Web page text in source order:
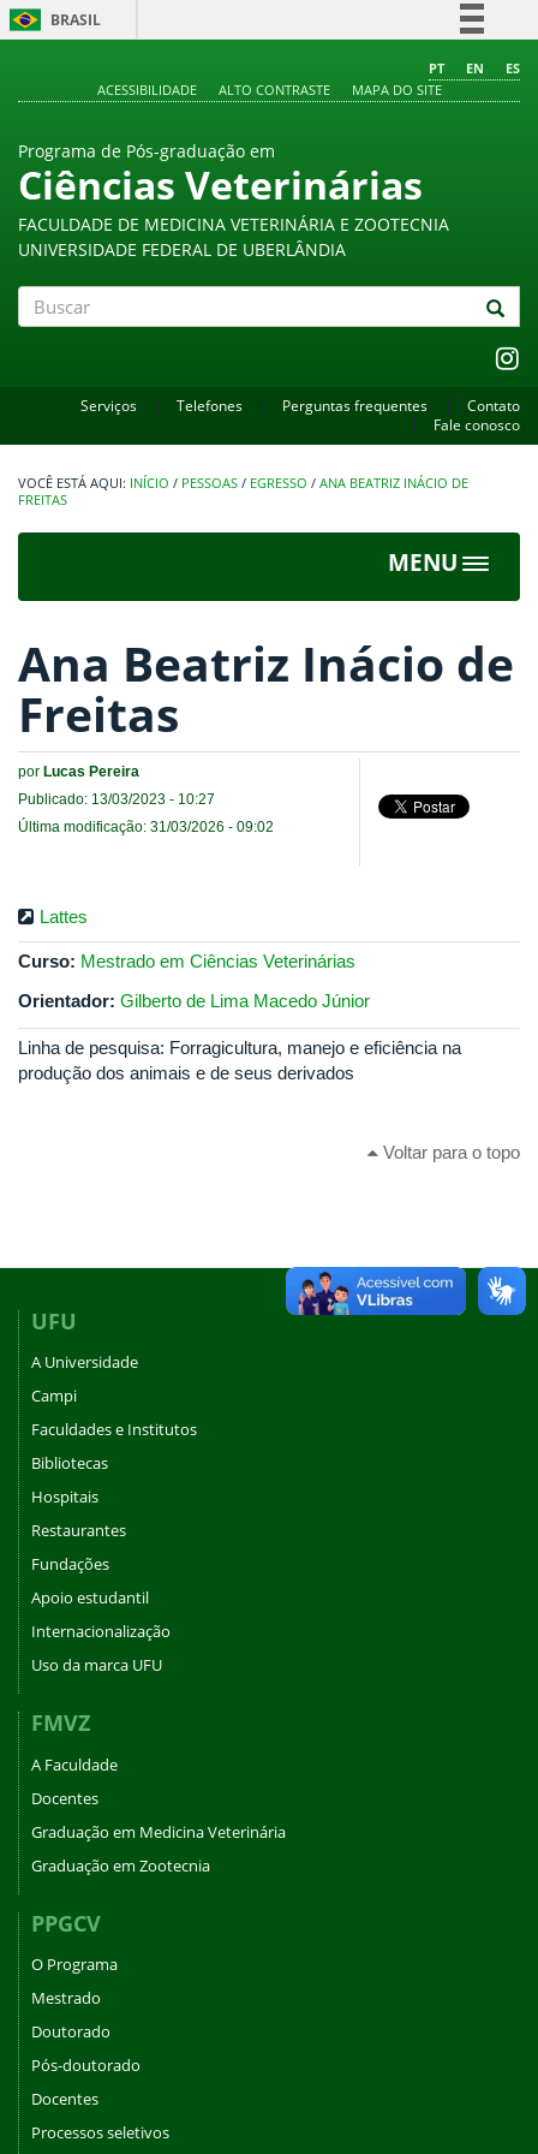
BRASIL
Comunica BR
Acesso à informação
Legislação
PT EN
ES
ACESSIBILIDADE
ALTO CONTRASTE MAPA DO SITE
Programa de Pós-graduação em
Ciências Veterinárias
FACULDADE DE MEDICINA VETERINÁRIA E ZOOTECNIA
UNIVERSIDADE FEDERAL DE UBERLÂNDIA
Serviços Telefones Perguntas frequentes
Contato
Fale conosco
INÍCIO / PESSOAS / EGRESSO / ANA BEATRIZ INÁCIO DE
FREITAS
MENU
Toggle
Ana Beatriz Inácio de
Freitas
por Lucas Pereira
Publicado: 13/03/2023 - 10:27
Última modificação: 31/03/2026 - 09:02
Lattes
Curso: Mestrado em Ciências Veterinárias
Orientador: Gilberto de Lima Macedo Júnior
Linha de pesquisa: Forragicultura, manejo e eficiência na
produção dos animais e de seus derivados
Voltar para o topo
UFU
A Universidade
Campi
Faculdades e Institutos
Bibliotecas
Hospitais
Restaurantes
Fundações
Apoio estudantil
Internacionalização
Uso da marca UFU
FMVZ
A Faculdade
Docentes
Graduação em Medicina Veterinária
Graduação em Zootecnia
PPGCV
O Programa
Mestrado
Doutorado
Pós-doutorado
Docentes
Processos seletivos